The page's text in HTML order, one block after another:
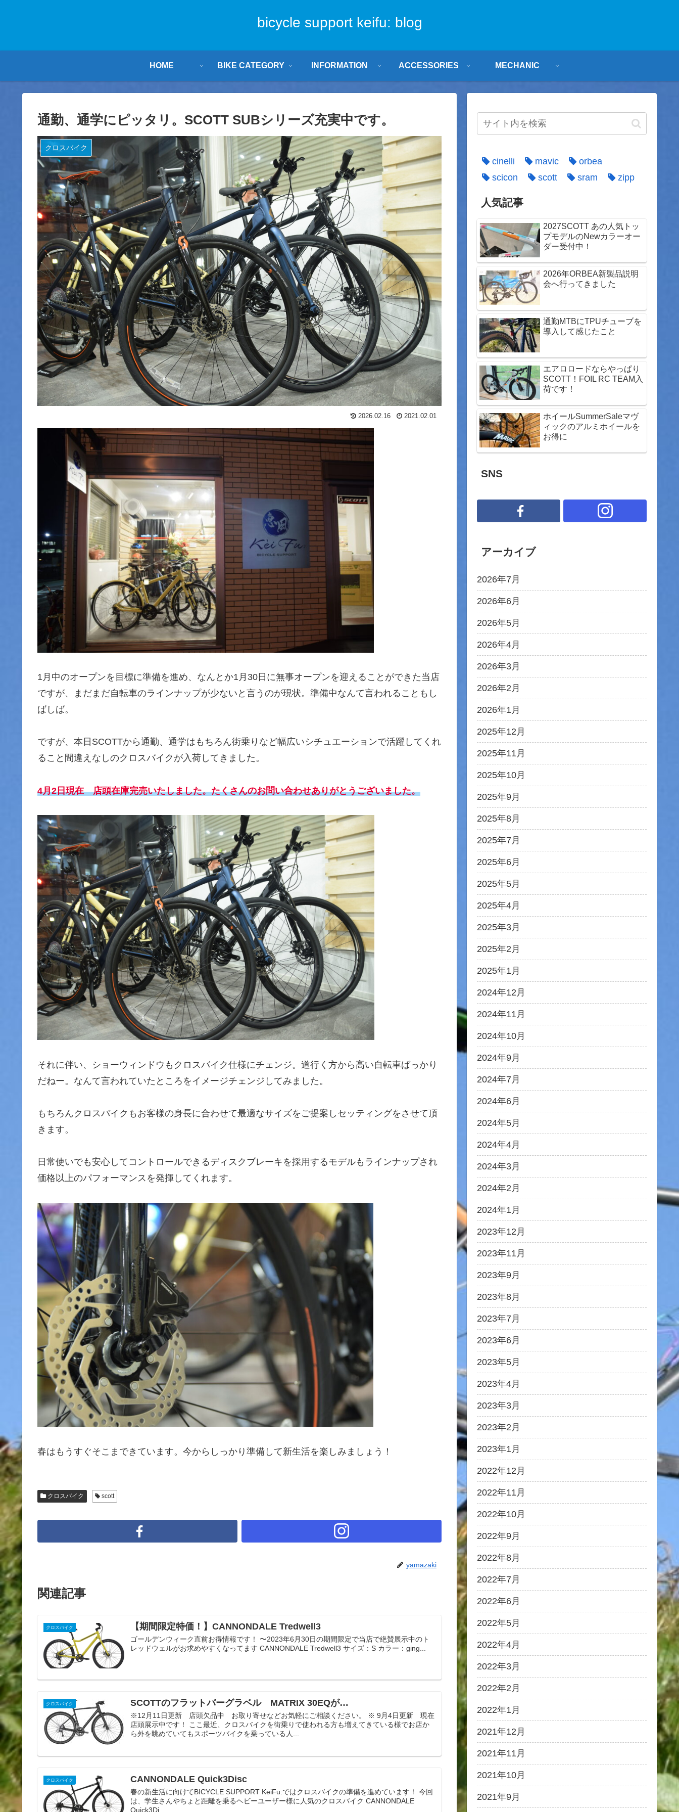
bicycle support keifu: blog
HOME BIKE CATEGORY INFORMATION ACCESSORIES MECHANIC
通勤、通学にピッタリ。SCOTT SUBシリーズ充実中です。
クロスバイク
2026.02.16 2021.02.01
1月中のオープンを目標に準備を進め、なんとか1月30日に無事オープンを迎えることができた当店
ですが、まだまだ自転車のラインナップが少ないと言うのが現状。準備中なんて言われることもし
ばしば。
ですが、本日SCOTTから通勤、通学はもちろん街乗りなど幅広いシチュエーションで活躍してくれ
ること間違えなしのクロスバイクが入荷してきました。
4月2日現在 店頭在庫完売いたしました。たくさんのお問い合わせありがとうございました。
それに伴い、ショーウィンドウもクロスバイク仕様にチェンジ。道行く方から高い自転車ばっかり
だねー。なんて言われていたところをイメージチェンジしてみました。
もちろんクロスバイクもお客様の身長に合わせて最適なサイズをご提案しセッティングをさせて頂
きます。
日常使いでも安心してコントロールできるディスクブレーキを採用するモデルもラインナップされ
価格以上のパフォーマンスを発揮してくれます。
春はもうすぐそこまできています。今からしっかり準備して新生活を楽しみましょう！
クロスバイク scott
yamazaki
関連記事
クロスバイク 【期間限定特価！】CANNONDALE Tredwell3
ゴールデンウィーク直前お得情報です！ 〜2023年6月30日の期間限定で当店で絶賛展示中のト
レッドウェルがお求めやすくなってます CANNONDALE Tredwell3 サイズ：S カラー：ging...
クロスバイク SCOTTのフラットバーグラベル MATRIX 30EQが…
※12月11日更新 店頭欠品中 お取り寄せなどお気軽にご相談ください。 ※ 9月4日更新 現在
店頭展示中です！ ここ最近、クロスバイクを街乗りで使われる方も増えてきている様でお店か
ら外を眺めていてもスポーツバイクを乗っている人...
クロスバイク CANNONDALE Quick3Disc
春の新生活に向けてBICYCLE SUPPORT KeiFu:ではクロスバイクの準備を進めています！ 今回
は、学生さんやちょと距離を乗るヘビーユーザー様に人気のクロスバイク CANNONDALE
Quick3Di...
cinelli mavic
orbea
scicon
scott sram zipp
人気記事
2027SCOTT あの人気トッ
プモデルのNewカラーオー
ダー受付中！
2026年ORBEA新製品説明
会へ行ってきました
通勤MTBにTPUチューブを
導入して感じたこと
エアロロードならやっぱり
SCOTT！FOIL RC TEAM入
荷です！
ホイールSummerSaleマヴ
ィックのアルミホイールを
お得に
SNS
アーカイブ
2026年7月
2026年6月
2026年5月
2026年4月
2026年3月
2026年2月
2026年1月
2025年12月
2025年11月
2025年10月
2025年9月
2025年8月
2025年7月
2025年6月
2025年5月
2025年4月
2025年3月
2025年2月
2025年1月
2024年12月
2024年11月
2024年10月
2024年9月
2024年7月
2024年6月
2024年5月
2024年4月
2024年3月
2024年2月
2024年1月
2023年12月
2023年11月
2023年9月
2023年8月
2023年7月
2023年6月
2023年5月
2023年4月
2023年3月
2023年2月
2023年1月
2022年12月
2022年11月
2022年10月
2022年9月
2022年8月
2022年7月
2022年6月
2022年5月
2022年4月
2022年3月
2022年2月
2022年1月
2021年12月
2021年11月
2021年10月
2021年9月